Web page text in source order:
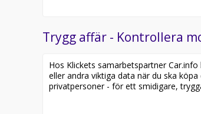
Trygg affär - Kontrollera
Hos Klickets samarbetspartner
eller andra viktiga data när du ska
privatpersoner - för ett smidigare,